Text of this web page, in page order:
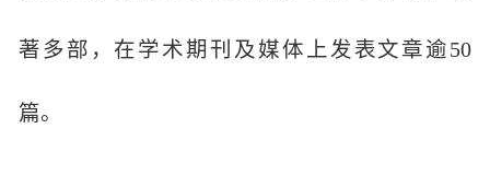
著多部，在学术期刊及媒体上发表文章逾50
篇。